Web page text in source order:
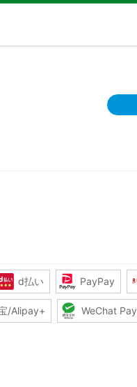
d払い PayPay
/Alipay+ WeChat Pay